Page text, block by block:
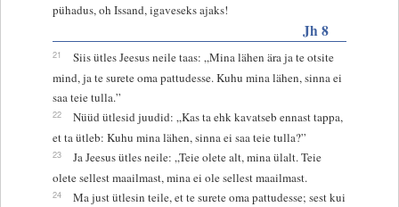
pühadus, oh Issand, igaveseks ajaks!
Jh 8
21
Siis ütles Jeesus neile taas: „Mina lähen ära ja te otsite
mind, ja te surete oma pattudesse. Kuhu mina lähen, sinna ei
saa teie tulla.”
22
Nüüd ütlesid juudid: „Kas ta ehk kavatseb ennast tappa,
et ta ütleb: Kuhu mina lähen, sinna ei saa teie tulla?”
23
Ja Jeesus ütles neile: „Teie olete alt, mina ülalt. Teie
olete sellest maailmast, mina ei ole sellest maailmast.
24 Ma just ütlesin teile, et te surete oma pattudesse; sest kui